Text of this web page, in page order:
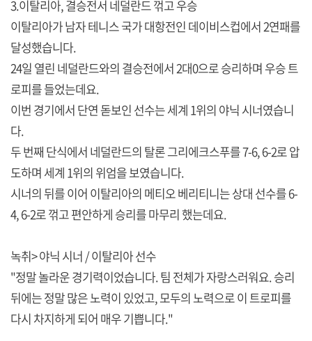
3.이탈리아, 결승전서 네덜란드 꺾고 우승
이탈리아가 남자 테니스 국가 대항전인 데이비스컵에서 2연패를
달성했습니다.
24일 열린 네덜란드와의 결승전에서 2대0으로 승리하며 우승 트
로피를 들었는데요.
이번 경기에서 단연 돋보인 선수는 세계 1위의 야닉 시너였습니
다.
두 번째 단식에서 네덜란드의 탈론 그리에크스푸를 7-6, 6-2로 압
도하며 세계 1위의 위엄을 보였습니다.
시너의 뒤를 이어 이탈리아의 메티오 베리티니는 상대 선수를 6-
4, 6-2로 꺾고 편안하게 승리를 마무리 했는데요.
녹취> 야닉 시너 / 이탈리아 선수
"정말 놀라운 경기력이었습니다. 팀 전체가 자랑스러워요. 승리
뒤에는 정말 많은 노력이 있었고, 모두의 노력으로 이 트로피를
다시 차지하게 되어 매우 기쁩니다."